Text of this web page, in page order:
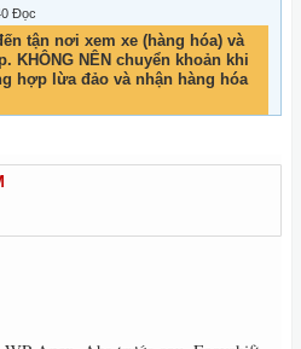
Đọc
tận nơi xem xe (hàng hóa) và
KHÔNG NÊN chuyển khoản khi
hợp lừa đảo và nhận hàng hóa